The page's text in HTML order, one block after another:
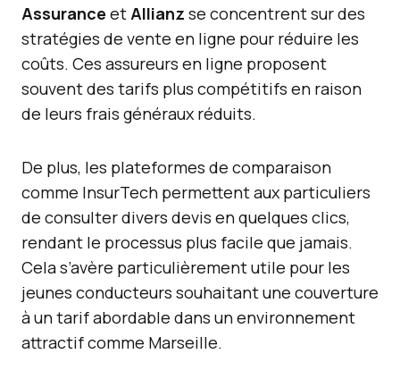
Assurance etAllianz se concentrent sur des
stratégies de vente en ligne pour réduire les
coûts. Ces assureurs en ligne proposent
souvent des tarifs plus compétitifs en raison
de leurs frais généraux réduits.
De plus, les plateformes de comparaison
comme InsurTech permettent aux particuliers
de consulter divers devis en quelques clics,
rendant le processus plus facile que jamais.
Cela s’avère particulièrement utile pour les
jeunes conducteurs souhaitant une couverture
à un tarif abordable dans un environnement
attractif comme Marseille.